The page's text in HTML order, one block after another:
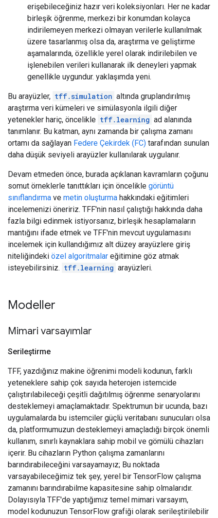
erişebileceğiniz hazır veri koleksiyonları. Her ne kadar
birleşik öğrenme, merkezi bir konumdan kolayca
indirilemeyen merkezi olmayan verilerle kullanılmak
üzere tasarlanmış olsa da, araştırma ve geliştirme
aşamalarında, özellikle yerel olarak indirilebilen ve
işlenebilen verileri kullanarak ilk deneyleri yapmak
genellikle uygundur. yaklaşımda yeni.
Bu arayüzler, tff.simulation altında gruplandırılmış
araştırma veri kümeleri ve simülasyonla ilgili diğer
yetenekler hariç, öncelikle tff.learning ad alanında
tanımlanır. Bu katman, aynı zamanda bir çalışma zamanı
ortamı da sağlayan Federe Çekirdek (FC) tarafından sunulan
daha düşük seviyeli arayüzler kullanılarak uygulanır.
Devam etmeden önce, burada açıklanan kavramların çoğunu
somut örneklerle tanıttıkları için öncelikle görüntü
sınıflandırma ve metin oluşturma hakkındaki eğitimleri
incelemenizi öneririz. TFF'nin nasıl çalıştığı hakkında daha
fazla bilgi edinmek istiyorsanız, birleşik hesaplamaların
mantığını ifade etmek ve TFF'nin mevcut uygulamasını
incelemek için kullandığımız alt düzey arayüzlere giriş
niteliğindeki özel algoritmalar eğitimine göz atmak
isteyebilirsiniz. tff.learning arayüzleri.
Modeller
Mimari varsayımlar
Serileştirme
TFF, yazdığınız makine öğrenimi modeli kodunun, farklı
yeteneklere sahip çok sayıda heterojen istemcide
çalıştırılabileceği çeşitli dağıtılmış öğrenme senaryolarını
desteklemeyi amaçlamaktadır. Spektrumun bir ucunda, bazı
uygulamalarda bu istemciler güçlü veritabanı sunucuları olsa
da, platformumuzun desteklemeyi amaçladığı birçok önemli
kullanım, sınırlı kaynaklara sahip mobil ve gömülü cihazları
içerir. Bu cihazların Python çalışma zamanlarını
barındırabileceğini varsayamayız; Bu noktada
varsayabileceğimiz tek şey, yerel bir TensorFlow çalışma
zamanını barındırabilme kapasitesine sahip olmalarıdır.
Dolayısıyla TFF'de yaptığımız temel mimari varsayım,
model kodunuzun TensorFlow grafiği olarak serileştirilebilir